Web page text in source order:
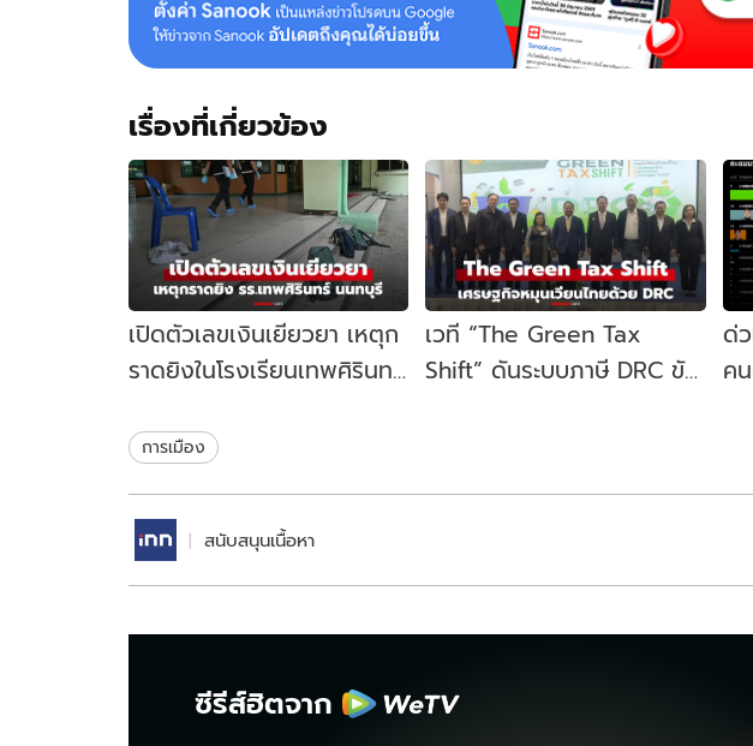
เรื่องที่เกี่ยวข้อง
เปิดตัวเลขเงินเยียวยา เหตุก
ราดยิงในโรงเรียนเทพศิรินทร์
เวที “The Green Tax
Shift” ดันระบบภาษี DRC ขับ
ด่
ค
การเมือง
สนับสนุนเนื้อหา
ซีรีส์ฮิตจาก